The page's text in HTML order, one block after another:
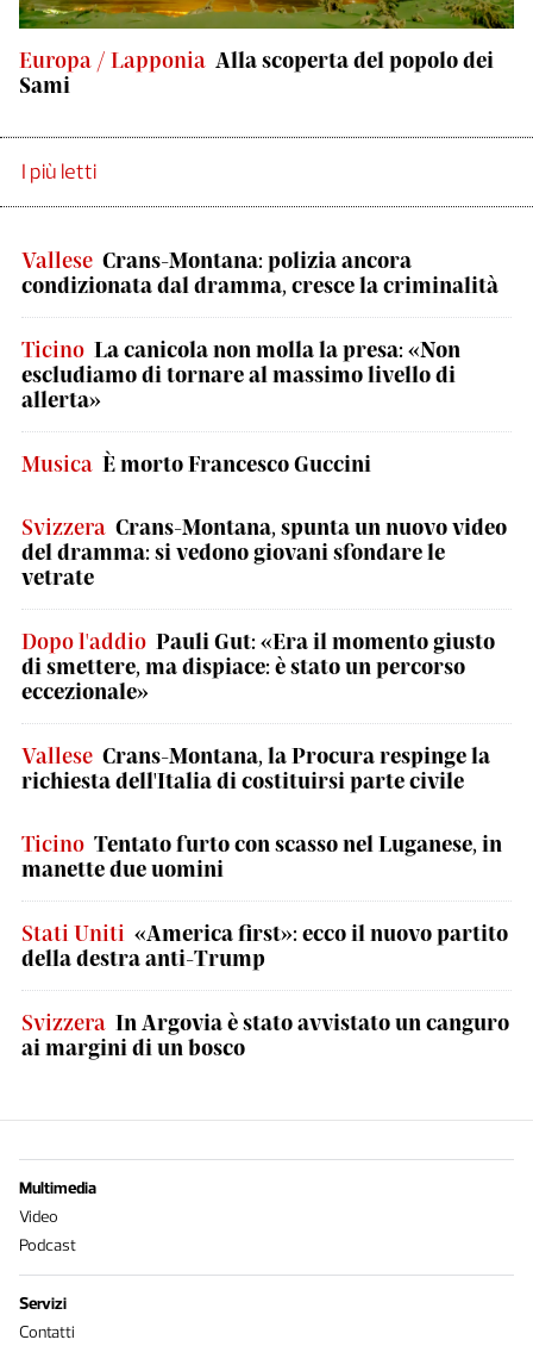
Europa / Lapponia Alla scoperta del popolo dei
Sami
I più letti
Vallese Crans-Montana: polizia ancora
condizionata dal dramma, cresce la criminalità
Ticino La canicola non molla la presa: «Non
escludiamo di tornare al massimo livello di
allerta»
Musica È morto Francesco Guccini
Svizzera Crans-Montana, spunta un nuovo video
del dramma: si vedono giovani sfondare le
vetrate
Dopo l'addio Pauli Gut: «Era il momento giusto
di smettere, ma dispiace: è stato un percorso
eccezionale»
Vallese Crans-Montana, la Procura respinge la
richiesta dell'Italia di costituirsi parte civile
Ticino Tentato furto con scasso nel Luganese, in
manette due uomini
Stati Uniti «America first»: ecco il nuovo partito
della destra anti-Trump
Svizzera In Argovia è stato avvistato un canguro
ai margini di un bosco
Multimedia
Video
Podcast
Servizi
Contatti